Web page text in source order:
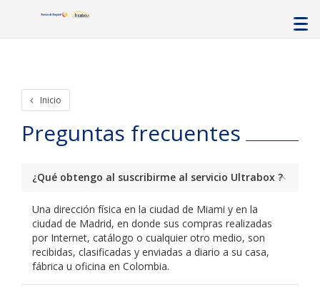
Inicio
Preguntas frecuentes
¿Qué obtengo al suscribirme al servicio Ultrabox ?
Una dirección física en la ciudad de Miami y en la
ciudad de Madrid, en donde sus compras realizadas
por Internet, catálogo o cualquier otro medio, son
recibidas, clasificadas y enviadas a diario a su casa,
fábrica u oficina en Colombia.